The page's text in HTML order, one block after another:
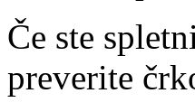
Če ste
preverite